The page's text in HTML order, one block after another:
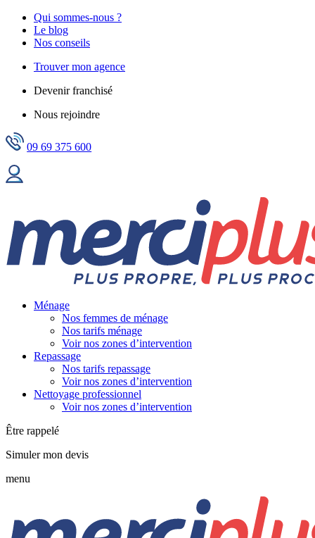
Qui sommes-nous ?
Le blog
Nos conseils
Trouver mon agence
Devenir franchisé
Nous rejoindre
09 69 375 600
Ménage
Nos femmes de ménage
Nos tarifs ménage
Voir nos zones d’intervention
Repassage
Nos tarifs repassage
Voir nos zones d’intervention
Nettoyage professionnel
Voir nos zones d’intervention
Être rappelé
Simuler mon devis
menu